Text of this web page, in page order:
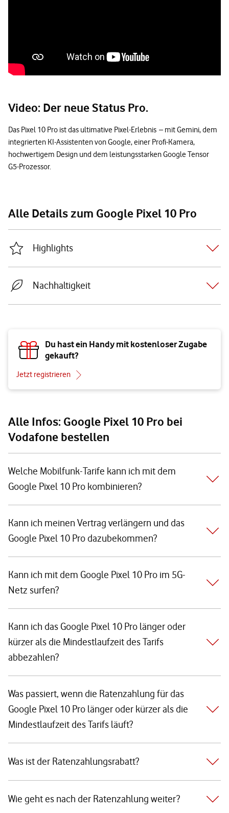
Video: Der neue Status Pro.
Das Pixel 10 Pro ist das ultimative Pixel-Erlebnis – mit Gemini, dem
integrierten KI-Assistenten von Google, einer Profi-Kamera,
hochwertigem Design und dem leistungsstarken Google Tensor
G5-Prozessor.
Alle Details zum Google Pixel 10 Pro
Highlights
Nachhaltigkeit
Du hast ein Handy mit kostenloser Zugabe
gekauft?
Jetzt registrieren
Alle Infos: Google Pixel 10 Pro bei
Vodafone bestellen
Welche Mobilfunk-Tarife kann ich mit dem
Google Pixel 10 Pro kombinieren?
Kann ich meinen Vertrag verlängern und das
Google Pixel 10 Pro dazubekommen?
Kann ich mit dem Google Pixel 10 Pro im 5G-
Netz surfen?
Kann ich das Google Pixel 10 Pro länger oder
kürzer als die Mindestlaufzeit des Tarifs
abbezahlen?
Was passiert, wenn die Ratenzahlung für das
Google Pixel 10 Pro länger oder kürzer als die
Mindestlaufzeit des Tarifs läuft?
Was ist der Ratenzahlungsrabatt?
Wie geht es nach der Ratenzahlung weiter?